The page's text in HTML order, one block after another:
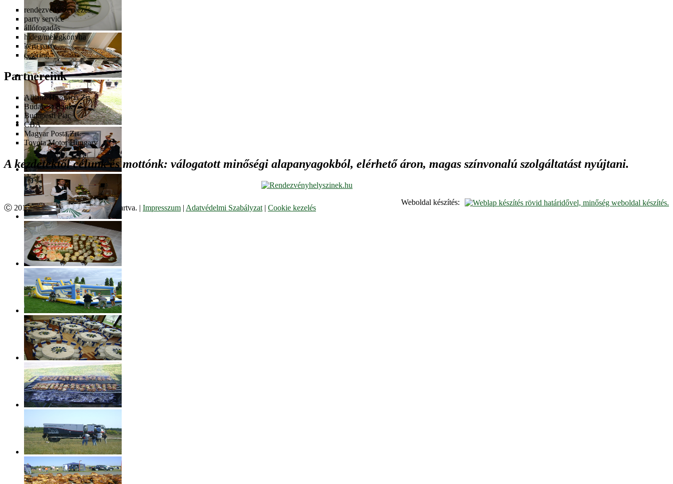
rendezvényszervezés
party service
állófogadás
hideg/melegkonyha
kerti party
catering
Partnereink
Allianz Hungária Zrt.
Budapest Bank
Budapesti Piac
CBA
Magyar Posta Zrt.
Toyota Motor Hungary
A kezdetektől célunk és mottónk: válogatott minőségi alapanyagokból, elérhető áron, magas színvonalú szolgáltatást nyújtani.
Ⓒ 2017. Juzso Bt. Minden jog fenntartva. | Impresszum | Adatvédelmi Szabályzat | Cookie kezelés
Weboldal készítés: